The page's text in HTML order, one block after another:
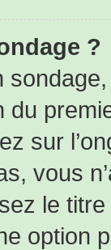
?
du
sur
vous
le
option